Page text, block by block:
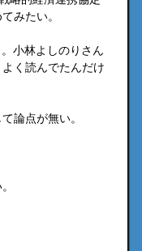
みたい。
小林よしのりさん
く読んでたんだけ
論点が無い。